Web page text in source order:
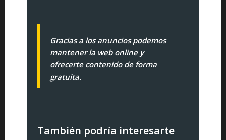
Gracias a los anuncios podemos
mantener la web online y
ofrecerte contenido de forma
gratuita.
También podría interesarte